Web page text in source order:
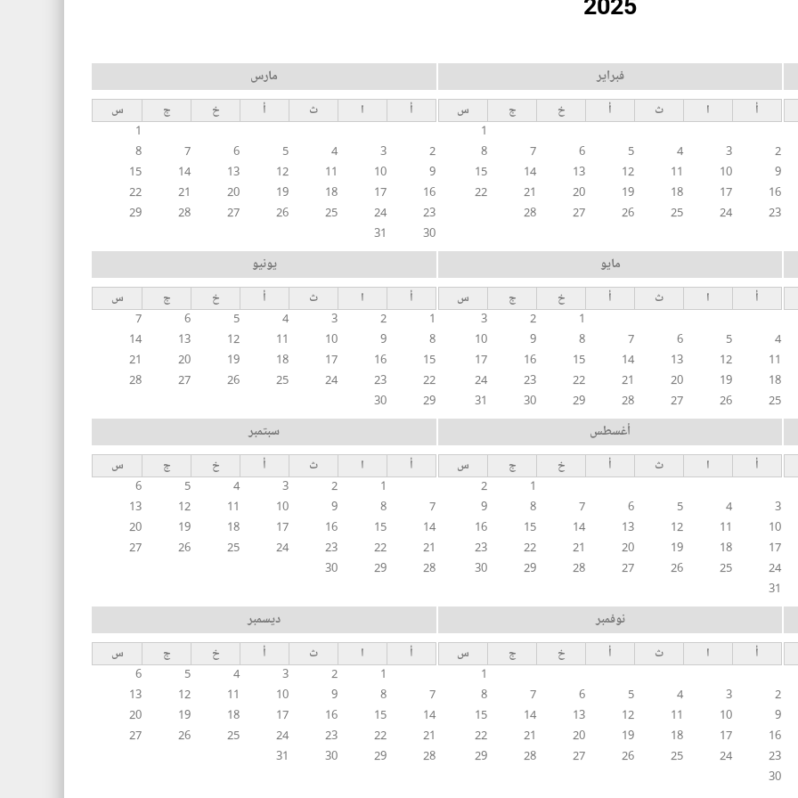
فبراير
أ ا ث أ خ ج
س
1
2
3
4
5
6
7
8
9
10
11
12
13
14
15
16
17
18
19
20
21
22
23
24
25
26
27
28
مارس
أ ا ث أ خ ج
س
1
2
3
4
5
6
7
8
9
10
11
12
13
14
15
16
17
18
19
20
21
22
23
24
25
26
27
28
29
30
31
مايو
أ ا ث أ خ ج
س
1
2
3
4
5
6
7
8
9
10
11
12
13
14
15
16
17
18
19
20
21
22
23
24
25
26
27
28
29
30
31
يونيو
أ ا ث أ خ ج
س
1
2
3
4
5
6
7
8
9
10
11
12
13
14
15
16
17
18
19
20
21
22
23
24
25
26
27
28
29
30
أغسطس
أ ا ث أ خ ج
س
1
2
3
4
5
6
7
8
9
10
11
12
13
14
15
16
17
18
19
20
21
22
23
24
25
26
27
28
29
30
31
سبتمبر
أ ا ث أ خ ج
س
1
2
3
4
5
6
7
8
9
10
11
12
13
14
15
16
17
18
19
20
21
22
23
24
25
26
27
28
29
30
نوفمبر
أ ا ث أ خ ج
س
1
2
3
4
5
6
7
8
9
10
11
12
13
14
15
16
17
18
19
20
21
22
23
24
25
26
27
28
29
30
ديسمبر
أ ا ث أ خ ج
س
1
2
3
4
5
6
7
8
9
10
11
12
13
14
15
16
17
18
19
20
21
22
23
24
25
26
27
28
29
30
31